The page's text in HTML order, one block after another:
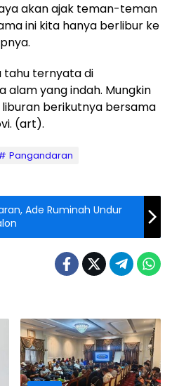
akan ajak teman-teman
ini kita hanya berlibur ke
tahu ternyata di
alam yang indah. Mungkin
berikutnya bersama
(art).
Pangandaran
Ade Ruminah Undur